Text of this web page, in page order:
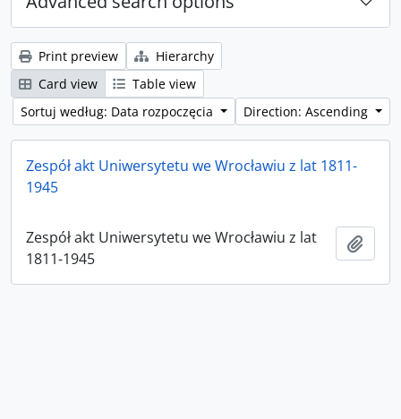
Print preview
Hierarchy
Card view
Table view
Sortuj według: Data rozpoczęcia
Direction: Ascending
Zespół akt Uniwersytetu we Wrocławiu z lat 1811-
1945
Zespół akt Uniwersytetu we Wrocławiu z lat
1811-1945